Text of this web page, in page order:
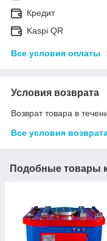
Кредит
Kaspi QR
Все условия оплаты
Условия возврата
Возврат товара в
Все условия
Подобные товары